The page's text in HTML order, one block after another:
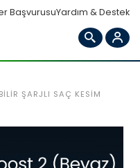
BaşvurusuYardım & Destek
ŞARJLI SAÇ KESIM